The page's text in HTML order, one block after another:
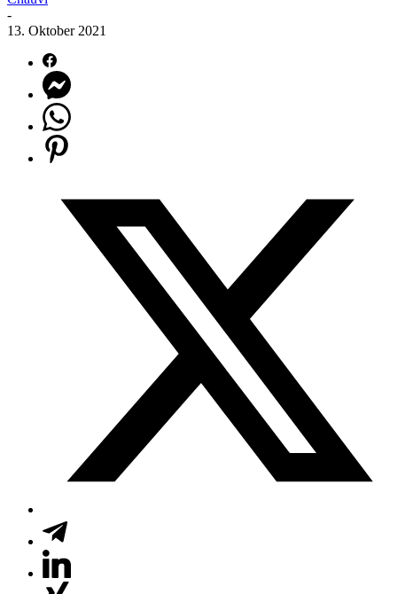
-
13. Oktober 2021